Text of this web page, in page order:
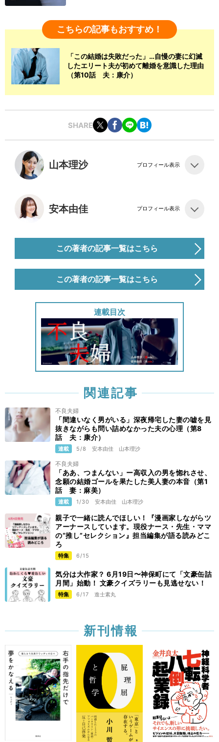
こちらの記事もおすすめ！
「この結婚は失敗だった」…自慢の妻に幻滅
したエリート夫が初めて離婚を意識した理由
（第10話 夫：康介）
SHARE
山本理沙 プロフィール表示
安本由佳 プロフィール表示
この著者の記事一覧はこちら
この著者の記事一覧はこちら
連載目次
関連記事
不良夫婦
「間違いなく男がいる」深夜帰宅した妻の嘘を見
抜きながらも問い詰めなかった夫の心理（第8
話 夫：康介）
連載 5/8 安本由佳 山本理沙
不良夫婦
「ああ、つまんない」ー高収入の男を惚れさせ、
念願の結婚ゴールを果たした美人妻の本音（第1
話 妻：麻美）
連載 1/30 安本由佳 山本理沙
親子で一緒に読んでほしい！『漫画家しながらツ
アーナースしています。現役ナース・先生・ママ
の“推し”セレクション』担当編集が語る読みどこ
ろ
特集 6/15
気分は大作家？ 6月19日〜神保町にて「文豪缶詰
月間」始動！ 文豪クイズラリーも見逃せない！
特集 6/17 進士素丸
新刊情報